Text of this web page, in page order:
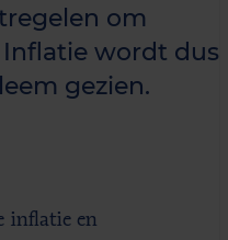
om
wordt dus
gezien.
inflatie en